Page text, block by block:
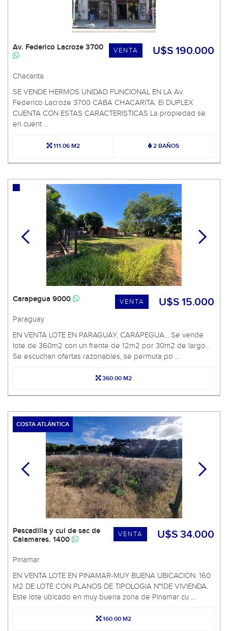
U$S 190.000
VENTA
Av. Federico Lacroze 3700
Chacarita
SE VENDE HERMOS UNIDAD FUNCIONAL EN LA Av.
Federico Lacroze 3700 CABA CHACARITA. El DUPLEX
CUENTA CON ESTAS CARACTERISTICAS La propiedad se
en cuent ...
111.06 M2 2 BAÑOS
U$S 15.000
VENTA
Carapegua 9000
Paraguay
EN VENTA LOTE EN PARAGUAY, CARAPEGUA... Se vende
lote de 360m2 con un frente de 12m2 por 30m2 de largo..
Se escuchan ofertas razonables, se permuta po ...
360.00 M2
COSTA ATLÁNTICA
U$S 34.000
VENTA
Pescadilla y cul de sac de
Calamares. 1400
Pinamar
EN VENTA LOTE EN PINAMAR-MUY BUENA UBICACION. 160
M2 DE LOTE CON PLANOS DE TIPOLOGIA N°1DE VIVIENDA.
Este lote ubicado en muy buena zona de Pinamar cu ...
160.00 M2